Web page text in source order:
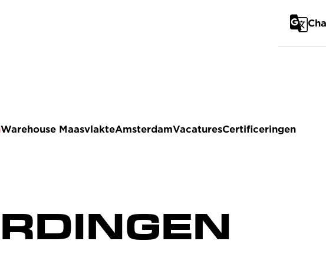
Warehouse MaasvlakteAmsterdamVacaturesCertificeringen